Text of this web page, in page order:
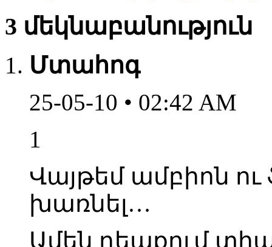
3 մեկնաբանություն
Մտահոգ
25-05-10 • 02:42 AM
1
Վայթեմ ամբիոն
խառնել…
Ամեն դեպքում